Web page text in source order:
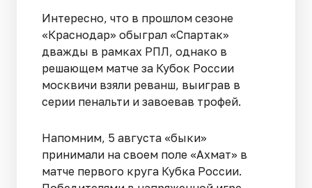
Интересно, что в прошлом сезоне
«Краснодар» обыграл «Спартак»
дважды в рамках РПЛ, однако в
решающем матче за Кубок России
москвичи взяли реванш, выиграв в
серии пенальти и завоевав трофей.
Напомним, 5 августа «быки»
принимали на своем поле «Ахмат» в
матче первого круга Кубка России.